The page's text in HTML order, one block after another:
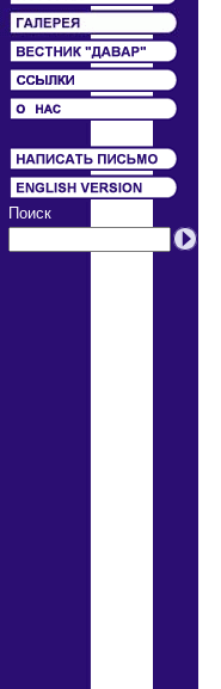
Поиск